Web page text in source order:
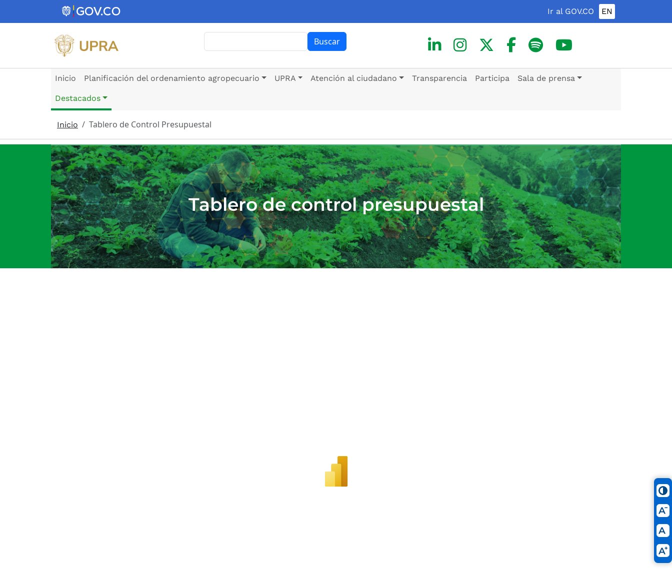
Pasar al contenido principal
Ir al GOV.CO EN
Buscar
Inicio Planificación del ordenamiento agropecuario UPRA Atención al ciudadano Transparencia Participa Sala de prensa
Destacados
Inicio Tablero de Control Presupuestal
Tablero de control presupuestal